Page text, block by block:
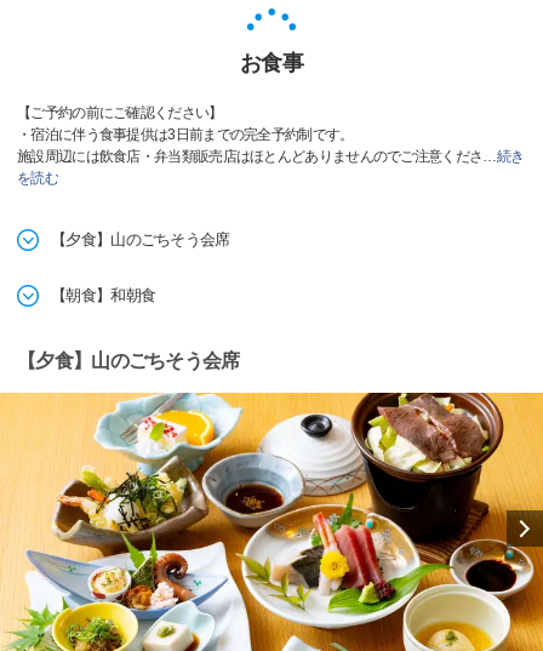
お食事
【ご予約の前にご確認ください】
・宿泊に伴う食事提供は3日前までの完全予約制です。
施設周辺には飲食店・弁当類販売店はほとんどありませんのでご注意くださ…続き
を読む
【夕食】山のごちそう会席
【朝食】和朝食
【夕食】山のごちそう会席